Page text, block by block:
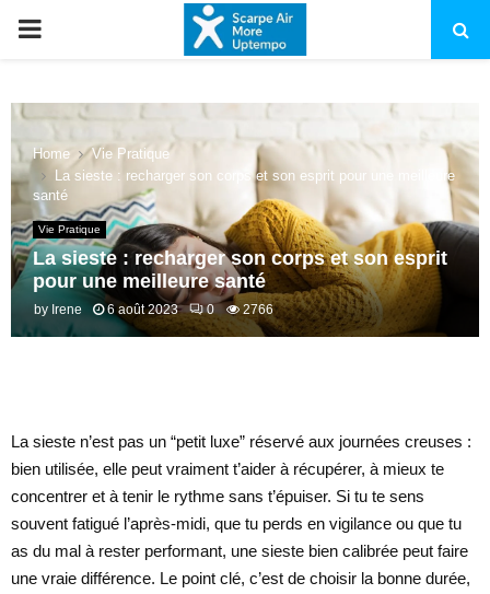
PRIMARY
Home
Vie Pratique
La sieste : recharger son corps et son esprit pour une meilleure
santé
Vie Pratique
La sieste : recharger son corps et son esprit
pour une meilleure santé
by Irene 6 août 2023 0 2766
La sieste n’est pas un “petit luxe” réservé aux journées creuses :
bien utilisée, elle peut vraiment t’aider à récupérer, à mieux te
concentrer et à tenir le rythme sans t’épuiser. Si tu te sens
souvent fatigué l’après-midi, que tu perds en vigilance ou que tu
as du mal à rester performant, une sieste bien calibrée peut faire
une vraie différence. Le point clé, c’est de choisir la bonne durée,